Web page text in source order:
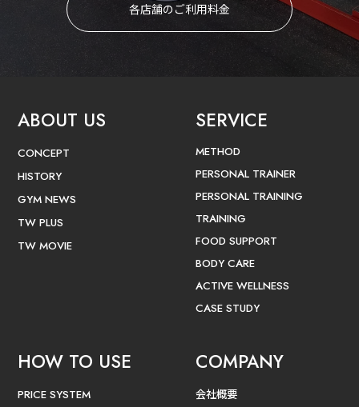
各店舗のご利用料金
ABOUT US
CONCEPT
HISTORY
GYM NEWS
TW PLUS
TW MOVIE
SERVICE
METHOD
PERSONAL TRAINER
PERSONAL TRAINING
TRAINING
FOOD SUPPORT
BODY CARE
ACTIVE WELLNESS
CASE STUDY
HOW TO USE
PRICE SYSTEM
COMPANY
会社概要